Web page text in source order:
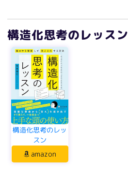
構造化思考のレッスン
構造化思考のレッ
スン
amazon